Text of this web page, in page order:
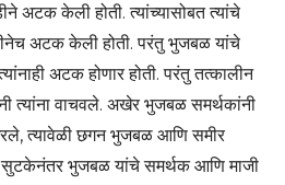
अटक केली होती. त्यांच्यासोबत त्यांचे
अटक केली होती. परंतु भुजबळ यांचे
अटक होणार होती. परंतु तत्कालीन
त्यांना वाचवले. अखेर भुजबळ समर्थकांनी
त्यावेळी छगन भुजबळ आणि समीर
सुटकेनंतर भुजबळ यांचे समर्थक आणि माजी